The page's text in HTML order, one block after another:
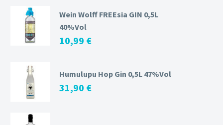
Wein Wolff FREEsia GIN 0,5L
40%Vol
10,99 €
Humulupu Hop Gin 0,5L 47%Vol
31,90 €